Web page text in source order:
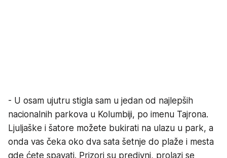
- U osam ujutru stigla sam u jedan od najlepših
nacionalnih parkova u Kolumbiji, po imenu Tajrona.
Ljuljaške i šatore možete bukirati na ulazu u park, a
onda vas čeka oko dva sata šetnje do plaže i mesta
gde ćete spavati. Prizori su predivni, prolazi se